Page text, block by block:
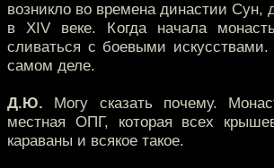
возникло во времена династии Сун,
в XIV веке. Когда начала
сливаться с боевыми
самом деле.
Д.Ю. Могу сказать почему.
местная ОПГ, которая всех
караваны и всякое такое.